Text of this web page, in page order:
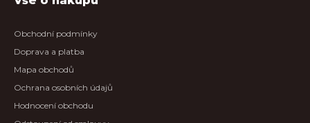
Obchodní podmínky
Doprava a platba
Mapa obchodů
Ochrana osobních údajů
Hodnocení obchodu